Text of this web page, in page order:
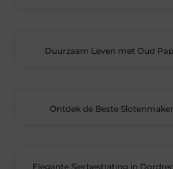
Duurzaam Leven met Oud
Ontdek de Beste
Elegante Sierbestrating in